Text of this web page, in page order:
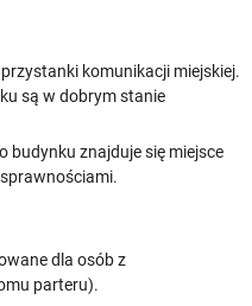
komunikacji miejskiej.
są w dobrym stanie
budynku znajduje się miejsce
dla osób z
parteru).